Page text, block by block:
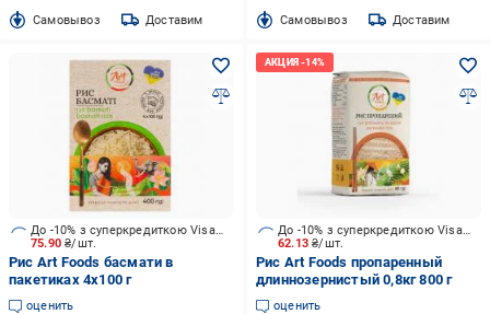
Cамовывоз Доставим Cамовывоз Доставим
75.90₴/шт.
До -10% з суперкредиткою Visa Вигода
Рис Art Foods басмати в
пакетиках 4x100 г
оценить
62.13₴/шт.
До -10% з суперкредиткою Visa Вигода
Рис Art Foods пропаренный
длиннозернистый 0,8кг 800 г
оценить